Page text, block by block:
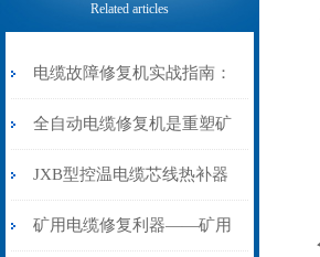
Related articles
电缆故障修复机实战指南：
从“盲测”到“精确定点”的三
步作业法
全自动电缆修复机是重塑矿
山电力动脉的“智能外科医
生”
JXB型控温电缆芯线热补器
安装与接线：精准修复的工
矿用电缆修复利器——矿用